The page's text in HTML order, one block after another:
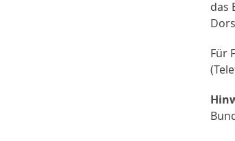
das
Für